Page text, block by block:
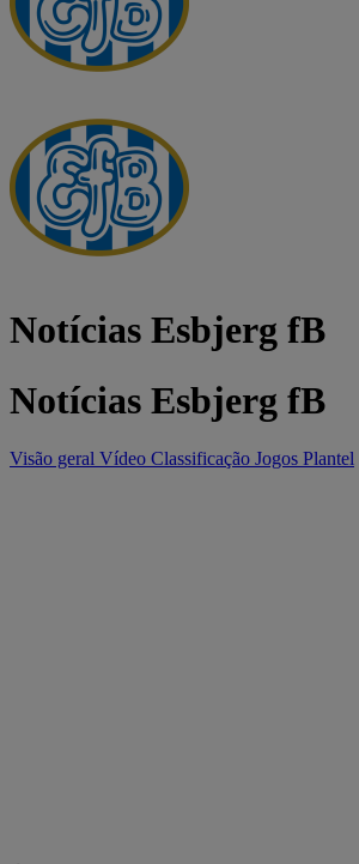
Notícias Esbjerg fB
Notícias Esbjerg fB
Visão geral Vídeo Classificação Jogos Plantel